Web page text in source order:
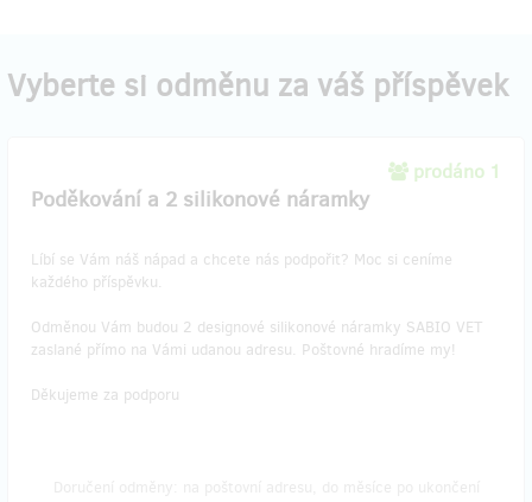
Vyberte si odměnu za váš příspěvek
prodáno 1
Poděkování a 2 silikonové náramky
Líbí se Vám náš nápad a chcete nás podpořit? Moc si ceníme
každého příspěvku.
Odměnou Vám budou 2 designové silikonové náramky SABIO VET
zaslané přímo na Vámi udanou adresu. Poštovné hradíme my!
Děkujeme za podporu